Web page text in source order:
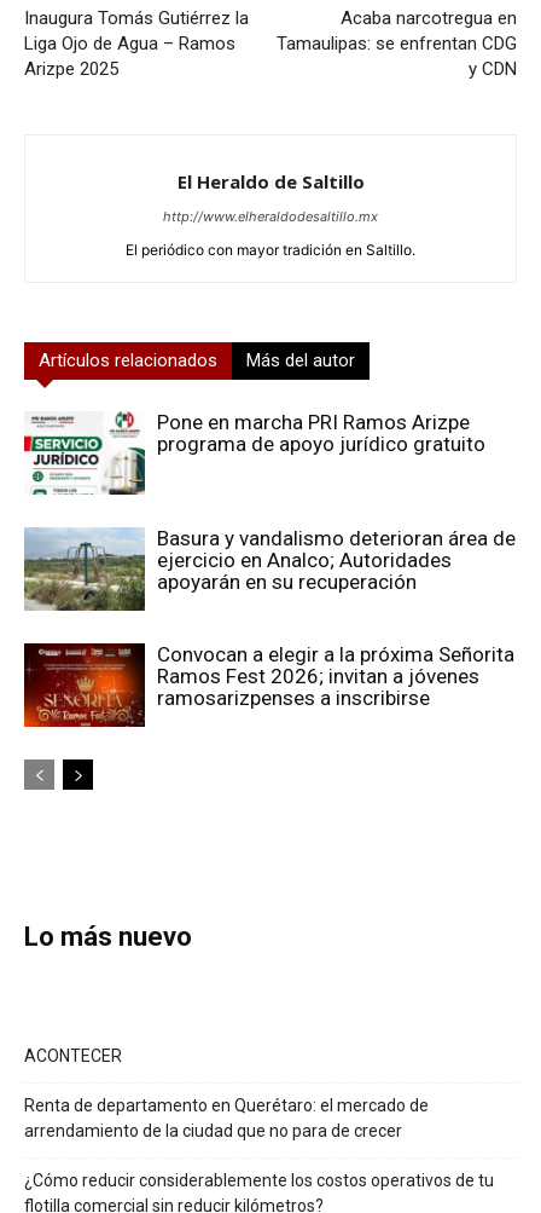
Inaugura Tomás Gutiérrez la
Liga Ojo de Agua – Ramos
Arizpe 2025
Acaba narcotregua en
Tamaulipas: se enfrentan CDG
y CDN
El Heraldo de Saltillo
http://www.elheraldodesaltillo.mx
El periódico con mayor tradición en Saltillo.
Artículos relacionados Más del autor
Pone en marcha PRI Ramos Arizpe
programa de apoyo jurídico gratuito
Basura y vandalismo deterioran área de
ejercicio en Analco; Autoridades
apoyarán en su recuperación
Convocan a elegir a la próxima Señorita
Ramos Fest 2026; invitan a jóvenes
ramosarizpenses a inscribirse
Lo más nuevo
ACONTECER
Renta de departamento en Querétaro: el mercado de
arrendamiento de la ciudad que no para de crecer
¿Cómo reducir considerablemente los costos operativos de tu
flotilla comercial sin reducir kilómetros?